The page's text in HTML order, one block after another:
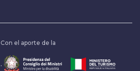
Con el aporte de la
.